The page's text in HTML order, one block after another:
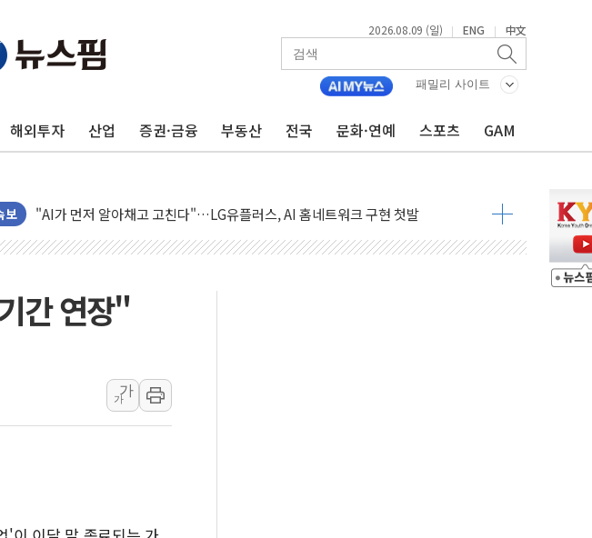
2026.08.09 (일) | ENG | 中文
패밀리 사이트
해외투자 산업 증권·금융 부동산 전국 문화·연예 스포츠 GAM
보
여야, 황희 '버스 하우스' 공방…野 "청년 우롱 기괴" vs 與 "송구한 해프닝"
풀무원재단, '국제과학연극제 2026'서 어린이 과학연극 2편 수상
현대그린푸드 '텍사스로드하우스' 잠실점, 직장인 핫플레이스로 부상
與 "세제개편안 8월 말 당정 조율 완료…초고가·비거주 1주택 등 여론 수렴"
삼성전자, 美국립연구소와 영하 30도 극저온 난방기술 개발한다
[인사] 국무조정실·국무총리비서실
한수원 "폭염 속 전력수급 이상무"…김회천 사장, 원전 현장점검
정부, 독도 조사활동 日 항의에 "수용할 수 없다" 반박
지역 일자리·생활인구 늘린 주역 찾는다...중기부, 장관 표창 후보자 모집
간 연장"
가
가